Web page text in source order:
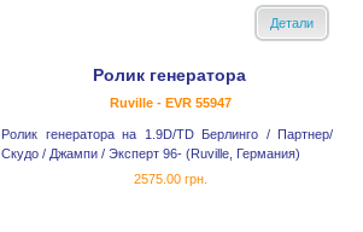
Детали
Ролик генератора
Ruville - EVR 55947
Ролик генератора на 1.9D/TD Берлинго / Партнер/
Скудо / Джампи / Эксперт 96- (Ruville, Германия)
2575.00 грн.